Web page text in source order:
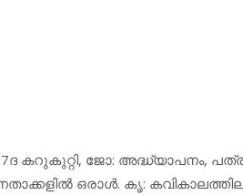
കറുകുറ്റി, ജോ: അദ്ധ്യാപനം,
ഒരാള്‍. കൃ: